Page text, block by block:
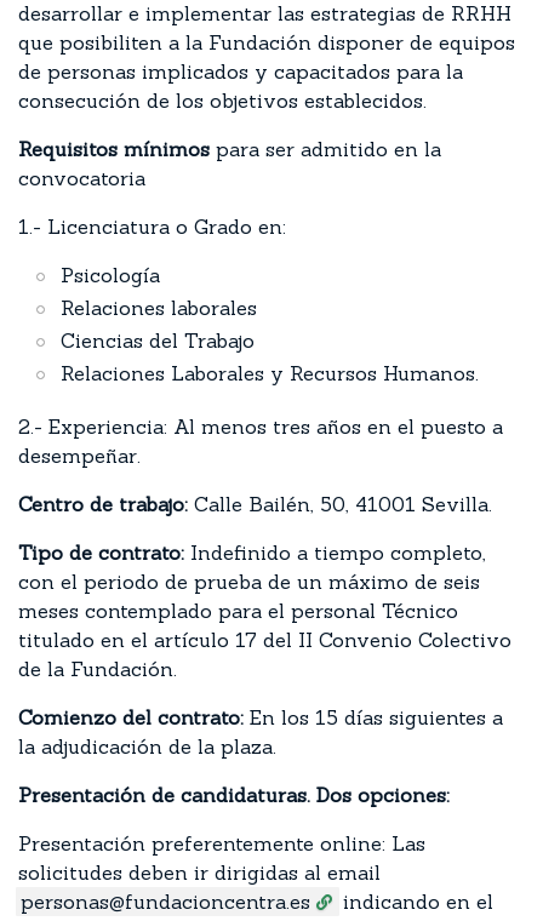
desarrollar e implementar las estrategias de RRHH
que posibiliten a la Fundación disponer de equipos
de personas implicados y capacitados para la
consecución de los objetivos establecidos.
Requisitos mínimos para ser admitido en la
convocatoria
1.- Licenciatura o Grado en:
Psicología
Relaciones laborales
Ciencias del Trabajo
Relaciones Laborales y Recursos Humanos.
2.- Experiencia: Al menos tres años en el puesto a
desempeñar.
Centro de trabajo: Calle Bailén, 50, 41001 Sevilla.
Tipo de contrato: Indefinido a tiempo completo,
con el periodo de prueba de un máximo de seis
meses contemplado para el personal Técnico
titulado en el artículo 17 del II Convenio Colectivo
de la Fundación.
Comienzo del contrato: En los 15 días siguientes a
la adjudicación de la plaza.
Presentación de candidaturas. Dos opciones:
Presentación preferentemente online: Las
solicitudes deben ir dirigidas al email
personas@fundacioncentra.es
indicando en el